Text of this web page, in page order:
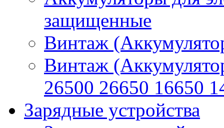
защищенные
Винтаж
Винтаж
26500 26650 16650
Зарядные устройства